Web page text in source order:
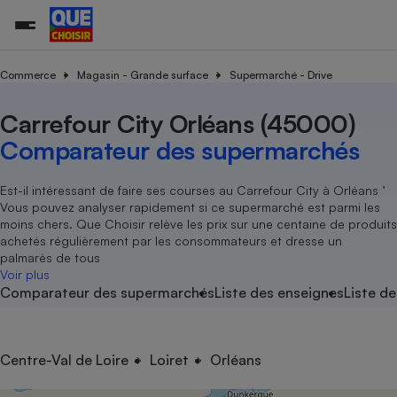
Commerce Magasin - Grande surface Supermarché - Drive
Carrefour City Orléans (45000)
Comparateur des supermarchés
Est-il intéressant de faire ses courses au Carrefour City à Orléans ’
Vous pouvez analyser rapidement si ce supermarché est parmi les
moins chers. Que Choisir relève les prix sur une centaine de produits
achetés régulièrement par les consommateurs et dresse un
palmarès de tous
Voir plus
Comparateur des supermarchésListe des enseignesListe
Centre-Val de Loire Loiret Orléans
Additifs
Nutrition
Assurance auto
Magasin - Grande surface
Méthode de vente -
Organismes de défense
Système judiciairegratuit
Déchet
Achat - Vente - Travaux
Location
Sport
électrique
Démarche administrative
Senior
Service marchand
Train
Transport aérien
Toutes les actualités
Enquêtes
Guides d'achat
Conseils
Brèves
Tous les services
Soumettre un litige
Lettres types
Rencontrer une association locale
Tous nos combats
Nos actions
Nos grandes victoires
Les billets de la présidente
Nos associations locales
Nous rejoindre
En savoir plus sur Que Choisir Ensemble
L’association
Nos missions
Notre méthodologie
Notre financement
Nos partenaires
Nous rejoindre